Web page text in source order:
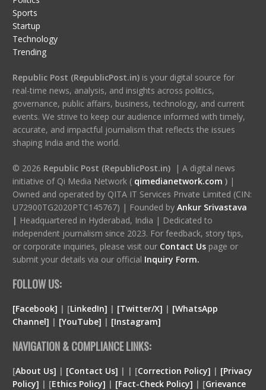
Sports
Startup
Technology
Trending
Republic Post (RepublicPost.in)is your digital source for
real-time news, analysis, and insights across politics,
governance, public affairs, business, technology, and current
events. We strive to keep our audience informed with timely,
accurate, and impactful journalism that reflects the issues
shaping India and the world.
© 2026 Republic Post (RepublicPost.in)| A digital news
initiative of Qi Media Network ( qimedianetwork.com )|
Owned and operated by QITA IT Services Private Limited (CIN:
U72900TG2020PTC145767) | Founded by Ankur Srivastava
| Headquartered in Hyderabad, India | Dedicated to
independent journalism since 2023. For feedback, story tips,
or corporate inquiries, please visit our Contact Us page or
submit your details via our official Inquiry Form.
FOLLOW US:
[Facebook] | [LinkedIn] | [Twitter/X] | [WhatsApp
Channel] | [YouTube] | [Instagram]
NAVIGATION & COMPLIANCE LINKS:
[About Us] | [Contact Us] | | [Correction Policy] | [Privacy
Policy] | [Ethics Policy] | [Fact-Check Policy] | [Grievance